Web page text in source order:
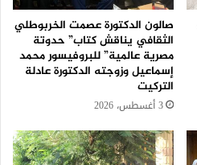
صالون الدكتورة عصمت الخربوطلي
الثقافي يناقش كتاب” حدوتة
مصرية عالمية” للبروفيسور محمد
إسماعيل وزوجته الدكتورة عادلة
التركيت
3 أغسطس، 2026